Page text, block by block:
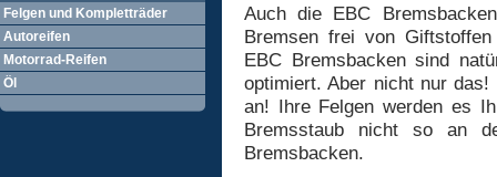
Felgen und Kompletträder
Autoreifen
Motorrad-Reifen
Öl
Auch die EBC
Bremsen frei von
EBC Bremsbacken sind
optimiert. Aber nicht nur
an! Ihre Felgen werden es
Bremsstaub nicht so an
Bremsbacken.